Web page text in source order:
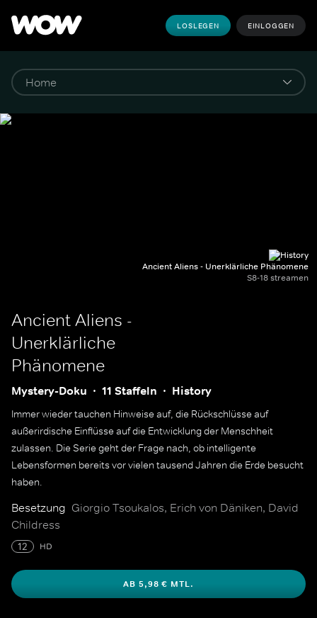
LOSLEGEN EINLOGGEN
Ancient Aliens - Unerklärliche Phänomene
S8-18 streamen
Ancient Aliens -
Unerklärliche
Phänomene
Mystery-Doku 11 Staffeln History
Immer wieder tauchen Hinweise auf, die Rückschlüsse auf
außerirdische Einflüsse auf die Entwicklung der Menschheit
zulassen. Die Serie geht der Frage nach, ob intelligente
Lebensformen bereits vor vielen tausend Jahren die Erde besucht
haben.
Besetzung Giorgio Tsoukalos, Erich von Däniken, David
Childress
12 HD
AB 5,98 € MTL.